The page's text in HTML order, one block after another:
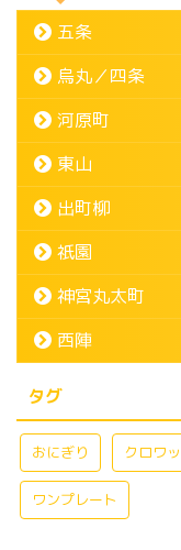
五条
烏丸／四条
河原町
東山
出町柳
祇園
神宮丸太町
西陣
タグ
おにぎり クロワ
ワンプレート